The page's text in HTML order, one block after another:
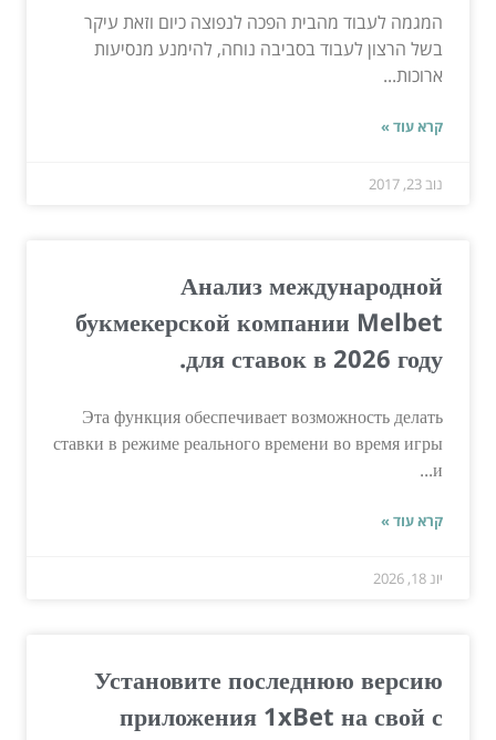
המגמה לעבוד מהבית הפכה לנפוצה כיום וזאת עיקר
בשל הרצון לעבוד בסביבה נוחה, להימנע מנסיעות
ארוכות...
קרא עוד »
נוב 23, 2017
Анализ международной
букмекерской компании Melbet
для ставок в 2026 году.
Эта функция обеспечивает возможность делать
ставки в режиме реального времени во время игры
и...
קרא עוד »
יונ 18, 2026
Установите последнюю версию
приложения 1xBet на свой с